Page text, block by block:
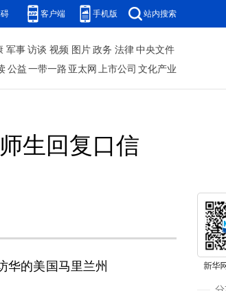
客户端 手机版 站内搜索
军事 访谈 视频 图片 政务 法律 中央文件
公益 一带一路 亚太网 上市公司 文化产业
生回复口信
的美国马里兰州